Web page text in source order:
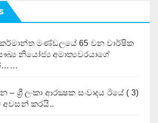
කර්මාන්ත මණ්ඩලයේ 65 වන වාර්ෂික
නියෝජ්‍ය අමාත්‍යවරයාගේ
– ශ්‍රී ලංකා ආරක්‍ෂක සංවාදය ඊයේ ( 3)
අවසන් කරයි..